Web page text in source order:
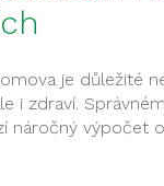
je důležité
i zdraví.
náročný výpočet